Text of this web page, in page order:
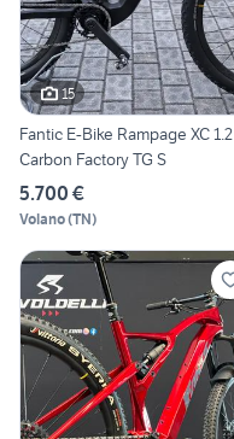
15
Fantic E-Bike Rampage XC 1.2
Carbon Factory TG S
5.700 €
Volano(TN)